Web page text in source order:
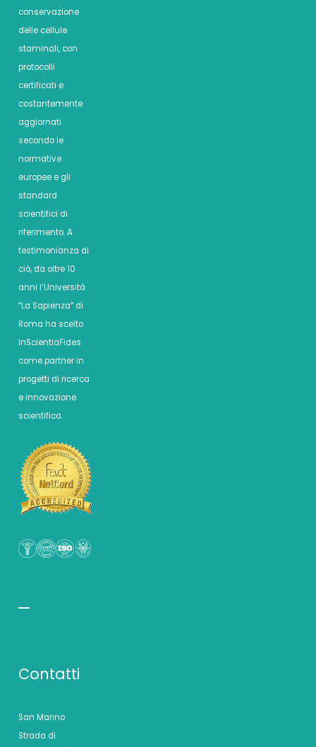
conservazione
delle cellule
staminali, con
protocolli
certificati e
costantemente
aggiornati
secondo le
normative
europee e gli
standard
scientifici di
riferimento. A
testimonianza di
ciò, da oltre 10
anni l’Università
“La Sapienza” di
Roma ha scelto
InScientiaFides
come partner in
progetti di ricerca
e innovazione
scientifica.
Contatti
San Marino
Strada di